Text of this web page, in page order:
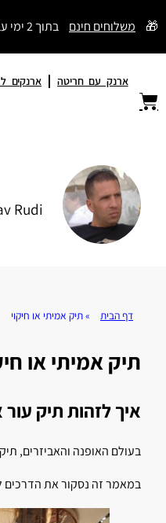
דילוג
🎁 משלוחים חינם בתוך 2 ימי עבודה! 📍
ארנק עם חריטה ארנקים
Rudi
דף הבית »תיק אמיתי או חיקוי
תיק אמיתי או
איך לזהות תיק עור
בעולם האופנה והאביזרים,
במאמר זה נסקור את הדרכים